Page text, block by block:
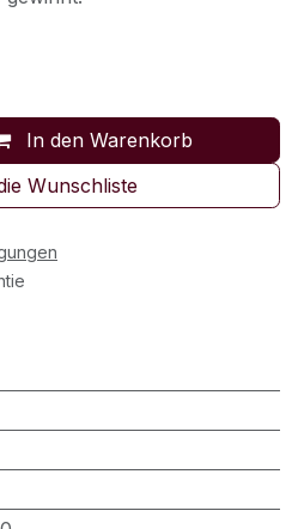
In den Warenkorb
Wunschliste